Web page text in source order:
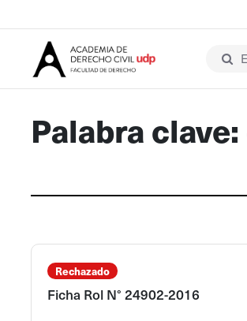
Palabra
Rechazado
Ficha Rol N° 24902-2016